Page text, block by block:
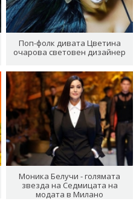
Поп-фолк дивата Цветина
очарова световен дизайнер
Моника Белучи - голямата
звезда на Седмицата на
модата в Милано